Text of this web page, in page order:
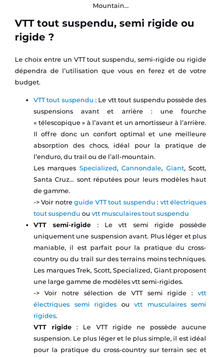
Mountain...
VTT tout suspendu, semi rigide ou
rigide ?
Le choix entre un VTT tout suspendu, semi-rigide ou rigide
dépendra de l’utilisation que vous en ferez et de votre
budget.
VTT tout suspendu : Le vtt tout suspendu possède des
suspensions avant et arrière : une fourche
« télescopique » à l’avant et un amortisseur à l’arrière.
Il offre donc un confort optimal et une meilleure
absorption des chocs, idéal pour la pratique de
l’enduro, du trail ou de l’all-mountain.
Les marques Specialized,Cannondale, Giant, Scott,
Santa Cruz… sont réputées pour leurs modèles haut
de gamme.
-> Voir notreguide VTT tout suspendu : vtt électriques
tout suspendu ou vtt musculaires tout suspendu
VTT semi-rigide : Le vtt semi rigide possède
uniquement une suspension avant. Plus léger et plus
maniable, il est parfait pour la pratique du cross-
country ou du trail sur des terrains moins techniques.
Les marques Trek, Scott, Specialized, Giant proposent
une large gamme de modèles vtt semi-rigides.
-> Voir notre sélection de VTT semi rigide :vtt
électriques semi rigides ouvtt musculaires semi
rigides.
VTT rigide : Le VTT rigide ne possède aucune
suspension. Le plus léger et le plus simple, il est idéal
pour la pratique du cross-country sur terrain sec et